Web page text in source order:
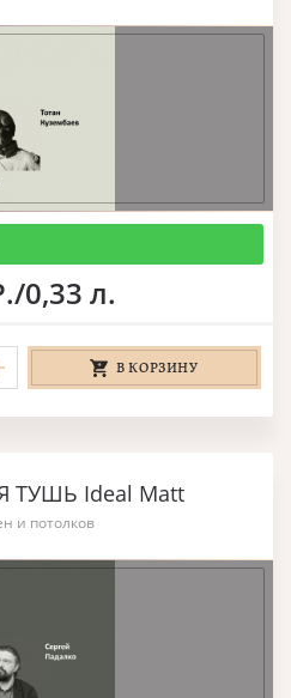
0,33 л.
В КОРЗИНУ
ТУШЬ Ideal Matt
и потолков